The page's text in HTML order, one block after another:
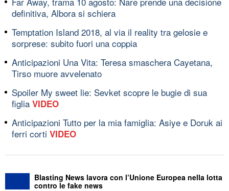
definitiva, Albora si schiera
Temptation Island 2018, al via il reality tra gelosie e
sorprese: subito fuori una coppia
Anticipazioni Una Vita: Teresa smaschera Cayetana,
Tirso muore avvelenato
Spoiler My sweet lie: Sevket scopre le bugie di sua
figlia VIDEO
Anticipazioni Tutto per la mia famiglia: Asiye e Doruk ai
ferri corti VIDEO
Blasting News lavora con l’Unione Europea nella lotta
contro le fake news